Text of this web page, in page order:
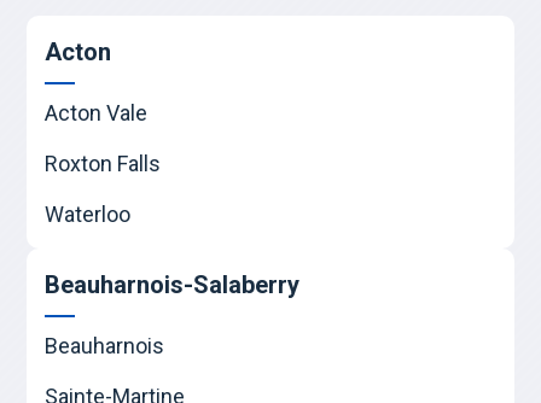
Acton
Acton Vale
Roxton Falls
Waterloo
Beauharnois-Salaberry
Beauharnois
Sainte-Martine